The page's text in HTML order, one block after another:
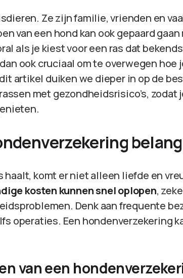
Ze zijn familie, vrienden en
van een hond kan ook gepaard gaan
als je kiest voor een ras dat
ook cruciaal om te overwegen hoe
artikel duiken we dieper in op de
met gezondheidsrisico’s, zodat
haalt, komt er niet alleen liefde en
kosten kunnen snel oplopen,
Denk aan frequente
operaties. Een hondenverzekering
van een